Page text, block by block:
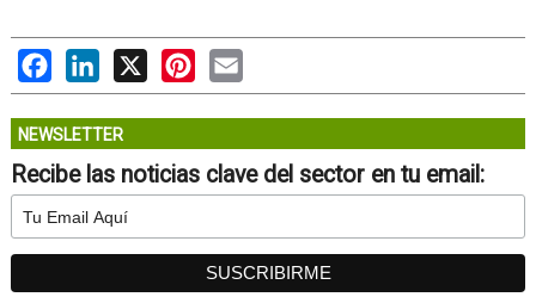
FacebookLinkedIn
X PinterestEmail
NEWSLETTER
Recibe las noticias clave del sector en tu email: